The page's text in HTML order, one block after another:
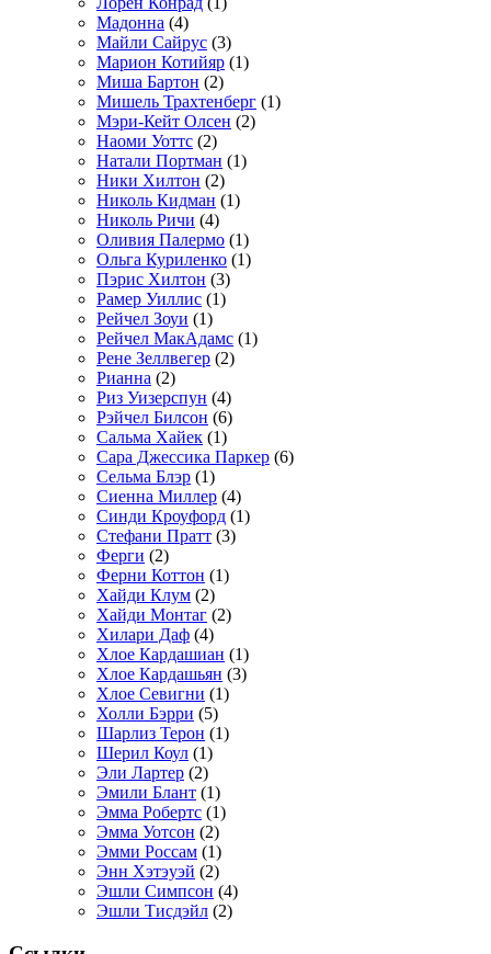
Мадонна (4)
Майли Сайрус (3)
Марион Котийяр (1)
Миша Бартон (2)
Мишель Трахтенберг (1)
Мэри-Кейт Олсен (2)
Наоми Уоттс (2)
Натали Портман (1)
Ники Хилтон (2)
Николь Кидман (1)
Николь Ричи (4)
Оливия Палермо (1)
Ольга Куриленко (1)
Пэрис Хилтон (3)
Рамер Уиллис (1)
Рейчел Зоуи (1)
Рейчел МакАдамс (1)
Рене Зеллвегер (2)
Рианна (2)
Риз Уизерспун (4)
Рэйчел Билсон (6)
Сальма Хайек (1)
Сара Джессика Паркер (6)
Сельма Блэр (1)
Сиенна Миллер (4)
Синди Кроуфорд (1)
Стефани Пратт (3)
Ферги (2)
Ферни Коттон (1)
Хайди Клум (2)
Хайди Монтаг (2)
Хилари Даф (4)
Хлое Кардашиан (1)
Хлое Кардашьян (3)
Хлое Севигни (1)
Холли Бэрри (5)
Шарлиз Терон (1)
Шерил Коул (1)
Эли Лартер (2)
Эмили Блант (1)
Эмма Робертс (1)
Эмма Уотсон (2)
Эмми Россам (1)
Энн Хэтэуэй (2)
Эшли Симпсон (4)
Эшли Тисдэйл (2)